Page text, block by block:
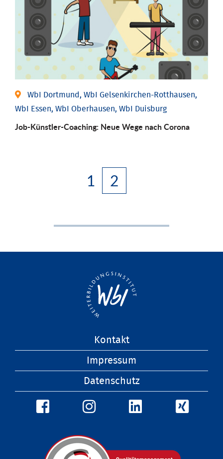
WbI Dortmund, WbI Gelsenkirchen-Rotthausen,
WbI Essen, WbI Oberhausen, WbI Duisburg
Job-Künstler-Coaching: Neue Wege nach Corona
1 2
Kontakt
Impressum
Datenschutz